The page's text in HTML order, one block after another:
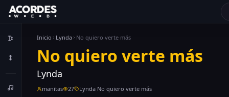
Inicio Lynda No quiero verte más
No quiero verte más
Lynda
manitas 27 Lynda No quiero verte más